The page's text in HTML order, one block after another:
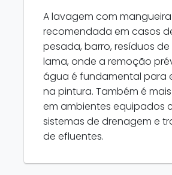
A lavagem com
recomendada em casos
pesada, barro, resíduos
lama, onde a remoção
água é fundamental para
na pintura. Também é
em ambientes equipados
sistemas de drenagem e
de efluentes.